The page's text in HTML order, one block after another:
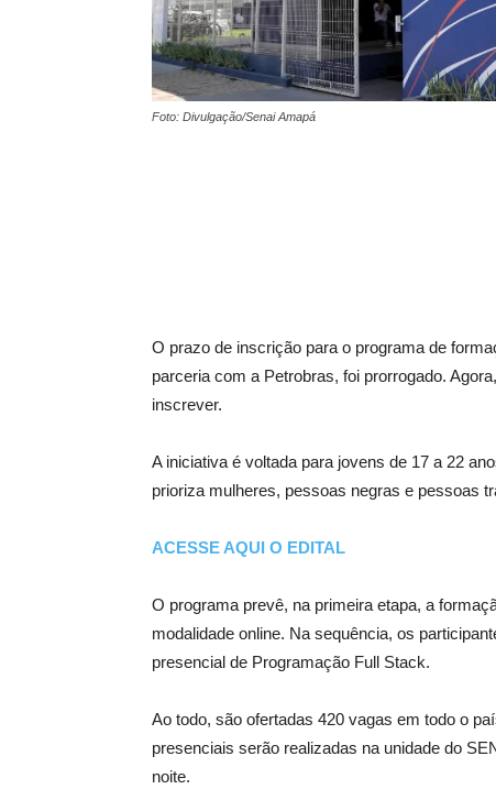
Foto: Divulgação/Senai Amapá
O prazo de inscrição para o programa de
parceria com a Petrobras, foi prorrogado.
inscrever.
A iniciativa é voltada para jovens de 17 a 22
prioriza mulheres, pessoas negras e pessoas
ACESSE AQUI O EDITAL
O programa prevê, na primeira etapa, a
modalidade online. Na sequência, os
presencial de Programação Full Stack.
Ao todo, são ofertadas 420 vagas em todo o
presenciais serão realizadas na unidade do
noite.